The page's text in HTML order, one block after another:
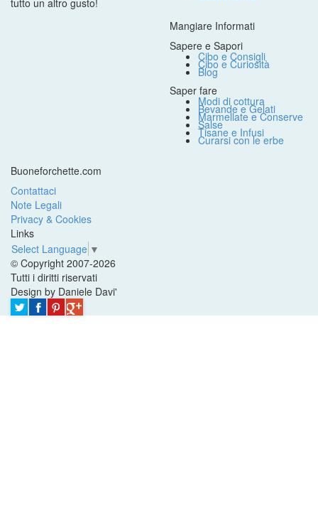
tutto un altro gusto!
Mangiare Informati
Sapere e Sapori
Cibo e Consigli
Cibo e Curiosità
Blog
Saper fare
Modi di cottura
Bevande e Gelati
Marmellate e Conserve
Salse
Tisane e Infusi
Curarsi con le erbe
Buoneforchette.com
Contattaci
Note Legali
Privacy & Cookies
Links
Select Language ▼
© Copyright 2007-2026
Tutti i diritti riservati
Design by Daniele Davi'